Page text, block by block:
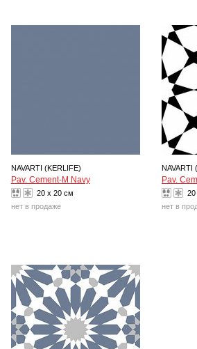
NAVARTI (KERLIFE)
Pav. Cement-M Navy
20 x 20 см
нет в продаже
NAVARTI
Pav.
нет в